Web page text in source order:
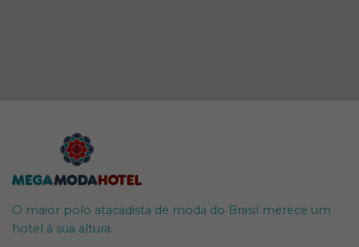
O maior polo atacadista de moda do Brasil merece um
hotel à sua altura.